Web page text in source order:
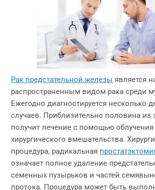
Рак предстательной железы является
распространенным видом рака среди
Ежегодно диагностируется несколько
случаев. Приблизительно половина из
получит лечение с помощью
хирургического вмешательства.
процедура, радикальная
означает полное удаление
семенных пузырьков и частей
протока. Процедура может быть